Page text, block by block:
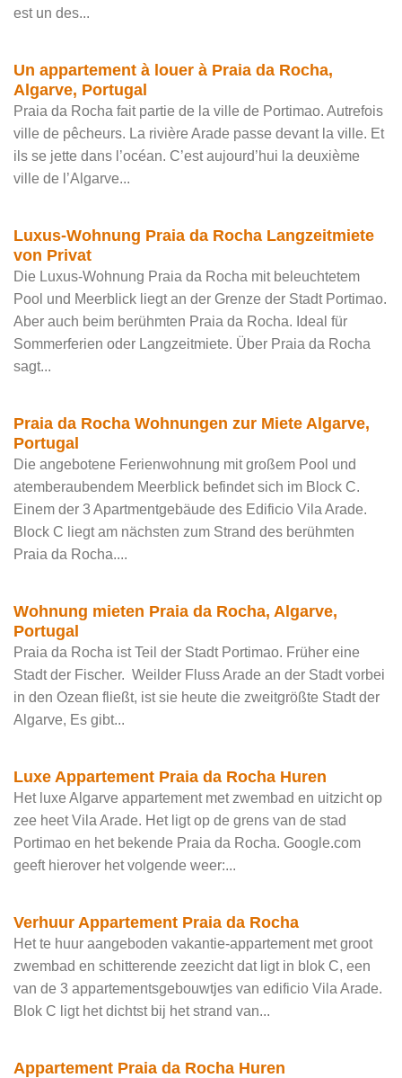
est un des...
Un appartement à louer à Praia da Rocha,
Algarve, Portugal
Praia da Rocha fait partie de la ville de Portimao. Autrefois
ville de pêcheurs. La rivière Arade passe devant la ville. Et
ils se jette dans l’océan. C’est aujourd’hui la deuxième
ville de l’Algarve...
Luxus-Wohnung Praia da Rocha Langzeitmiete
von Privat
Die Luxus-Wohnung Praia da Rocha mit beleuchtetem
Pool und Meerblick liegt an der Grenze der Stadt Portimao.
Aber auch beim berühmten Praia da Rocha. Ideal für
Sommerferien oder Langzeitmiete. Über Praia da Rocha
sagt...
Praia da Rocha Wohnungen zur Miete Algarve,
Portugal
Die angebotene Ferienwohnung mit großem Pool und
atemberaubendem Meerblick befindet sich im Block C.
Einem der 3 Apartmentgebäude des Edificio Vila Arade.
Block C liegt am nächsten zum Strand des berühmten
Praia da Rocha....
Wohnung mieten Praia da Rocha, Algarve,
Portugal
Praia da Rocha ist Teil der Stadt Portimao. Früher eine
Stadt der Fischer. Weilder Fluss Arade an der Stadt vorbei
in den Ozean fließt, ist sie heute die zweitgrößte Stadt der
Algarve, Es gibt...
Luxe Appartement Praia da Rocha Huren
Het luxe Algarve appartement met zwembad en uitzicht op
zee heet Vila Arade. Het ligt op de grens van de stad
Portimao en het bekende Praia da Rocha. Google.com
geeft hierover het volgende weer:...
Verhuur Appartement Praia da Rocha
Het te huur aangeboden vakantie-appartement met groot
zwembad en schitterende zeezicht dat ligt in blok C, een
van de 3 appartementsgebouwtjes van edificio Vila Arade.
Blok C ligt het dichtst bij het strand van...
Appartement Praia da Rocha Huren